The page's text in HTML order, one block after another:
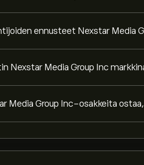
ennusteet Nexstar Media
Nexstar Media Group Inc
Media Group Inc-osakkeita